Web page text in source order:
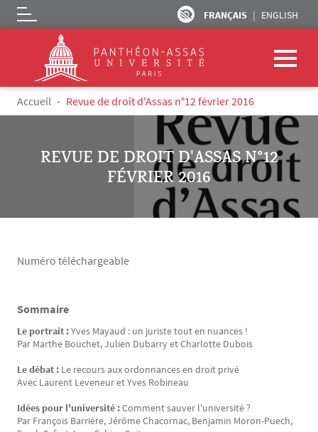
Aller au contenu principal
FRANÇAIS ENGLISH
Logo
Fil d'Ariane
Accueil Revue de droit d'Assas n°12 février 2016
REVUE DE DROIT D'ASSAS N°12
FÉVRIER 2016
Numéro téléchargeable
Texte
Sommaire
Le portrait :Yves Mayaud : un juriste tout en nuances !
Par Marthe Bouchet, Julien Dubarry et Charlotte Dubois
Le débat : Le recours aux ordonnances en droit privé
Avec Laurent Leveneur et Yves Robineau
Idées pour l'université :Comment sauver l'université ?
Par François Barrière, Jérôme Chacornac, Benjamin Moron-Puech,